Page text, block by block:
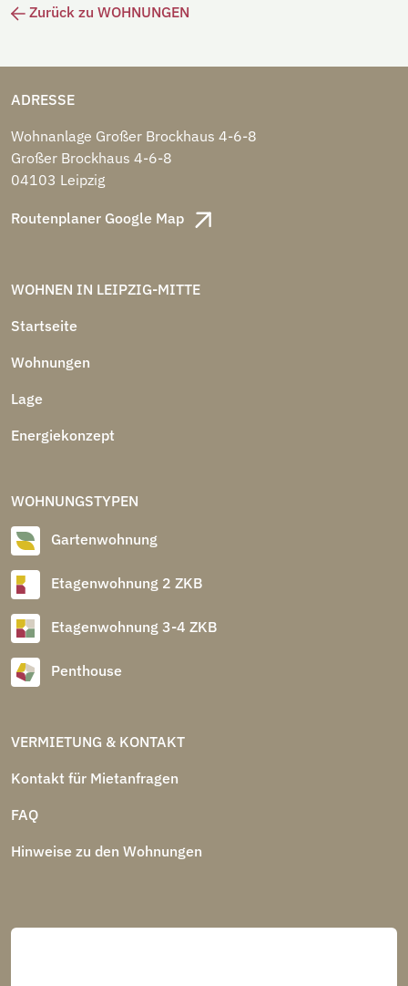
Zurück zu WOHNUNGEN
ADRESSE
Wohnanlage Großer Brockhaus 4-6-8
Großer Brockhaus 4-6-8
04103 Leipzig
Routenplaner Google Map
WOHNEN IN LEIPZIG-MITTE
Startseite
Wohnungen
Lage
Energiekonzept
WOHNUNGSTYPEN
Gartenwohnung
Etagenwohnung 2 ZKB
Etagenwohnung 3-4 ZKB
Penthouse
VERMIETUNG & KONTAKT
Kontakt für Mietanfragen
FAQ
Hinweise zu den Wohnungen